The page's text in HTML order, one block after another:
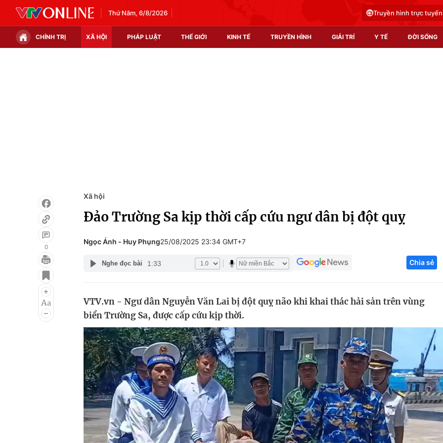
Thứ Năm, 6/8/2026 Truyền hình trực tuyến
CHÍNH TRỊ XÃ HỘI PHÁP LUẬT THẾ GIỚI KINH TẾ TRUYỀN HÌNH GIẢI TRÍ Y TẾ ĐỜI SỐNG
Infographic
Điện ảnh
Âm nhạc
Làm đẹp
Chất lượng cuộc sống
Giáo dục
Học trực tuyến
Công nghệ
Sản phẩm
Thị trường
Tư vấn
0
Xã hội
Đảo Trường Sa kịp thời cấp cứu ngư dân bị đột quỵ
Ngọc Ánh - Huy Phụng25/08/2025 23:34 GMT+7
Nghe đọc bài 1:33 Chia sẻ
VTV.vn - Ngư dân Nguyễn Văn Lai bị đột quỵ não khi khai thác hải sản trên vùng
biển Trường Sa, được cấp cứu kịp thời.